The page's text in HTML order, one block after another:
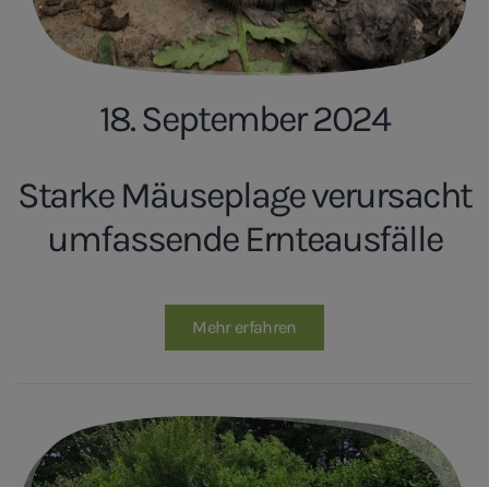
18. September 2024
Starke Mäuseplage verursacht
umfassende Ernteausfälle
Mehr erfahren